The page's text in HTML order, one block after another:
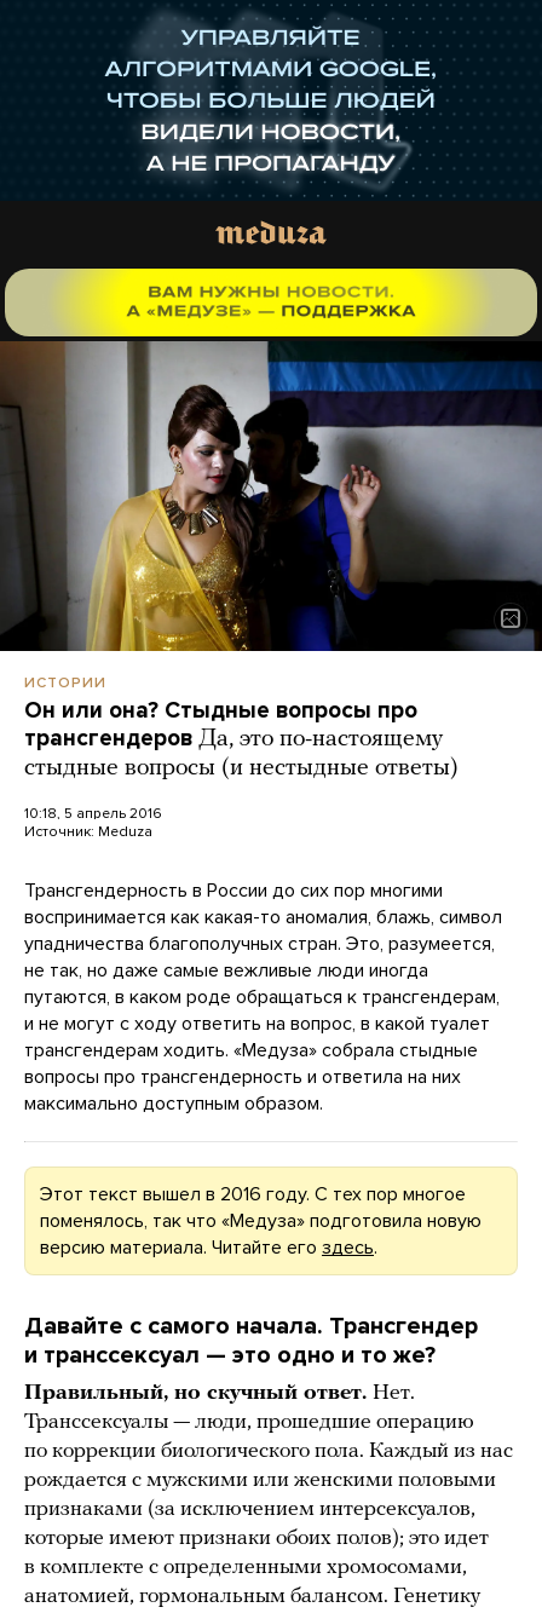
ИСТОРИИ
Он или она? Стыдные вопросы про
трансгендеров Да, это по-настоящему
стыдные вопросы (и нестыдные ответы)
10:18, 5 апрель 2016
Источник: Meduza
Трансгендерность в России до сих пор многими
воспринимается как какая-то аномалия, блажь, символ
упадничества благополучных стран. Это, разумеется,
не так, но даже самые вежливые люди иногда
путаются, в каком роде обращаться к трансгендерам,
и не могут с ходу ответить на вопрос, в какой туалет
трансгендерам ходить. «Медуза» собрала стыдные
вопросы про трансгендерность и ответила на них
максимально доступным образом.
Этот текст вышел в 2016 году. С тех пор многое
поменялось, так что «Медуза» подготовила новую
версию материала. Читайте его здесь.
Давайте с самого начала. Трансгендер
и транссексуал — это одно и то же?
Правильный, но скучный ответ. Нет.
Транссексуалы — люди, прошедшие операцию
по коррекции биологического пола. Каждый из нас
рождается с мужскими или женскими половыми
признаками (за исключением интерсексуалов,
которые имеют признаки обоих полов); это идет
в комплекте с определенными хромосомами,
анатомией, гормональным балансом. Генетику